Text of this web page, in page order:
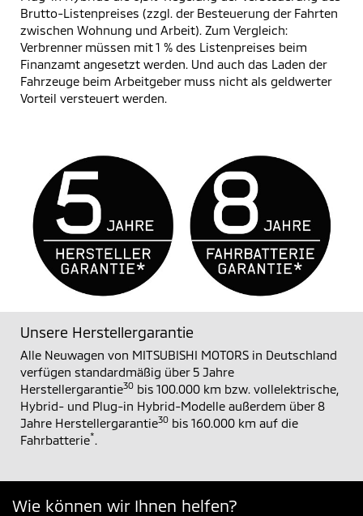
Brutto-Listenpreises (zzgl. der Besteuerung der Fahrten
zwischen Wohnung und Arbeit). Zum Vergleich:
Verbrenner müssen mit 1 % des Listenpreises beim
Finanzamt angesetzt werden. Und auch das Laden der
Fahrzeuge beim Arbeitgeber muss nicht als geldwerter
Vorteil versteuert werden.
Unsere Herstellergarantie
Alle Neuwagen von MITSUBISHI MOTORS in Deutschland
verfügen standardmäßig über 5 Jahre
Herstellergarantie30 bis 100.000 km bzw. vollelektrische,
Hybrid- und Plug-in Hybrid-Modelle außerdem über 8
Jahre Herstellergarantie30 bis 160.000 km auf die
Fahrbatterie*.
Wie können wir Ihnen helfen?